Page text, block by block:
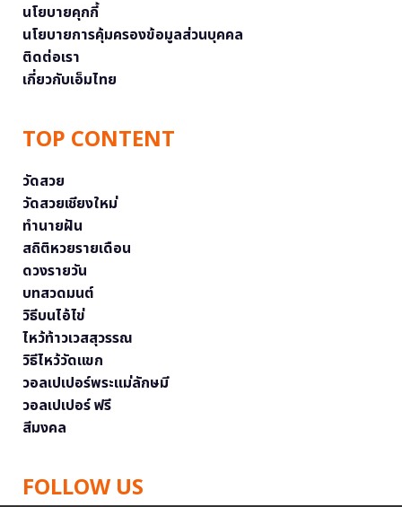
นโยบายคุกกี้
นโยบายการคุ้มครองข้อมูลส่วนบุคคล
ติดต่อเรา
เกี่ยวกับเอ็มไทย
TOP CONTENT
วัดสวย
วัดสวยเชียงใหม่
ทำนายฝัน
สถิติหวยรายเดือน
ดวงรายวัน
บทสวดมนต์
วิธีบนไอ้ไข่
ไหว้ท้าวเวสสุวรรณ
วิธีไหว้วัดแขก
วอลเปเปอร์พระแม่ลักษมี
วอลเปเปอร์ ฟรี
สีมงคล
FOLLOW US